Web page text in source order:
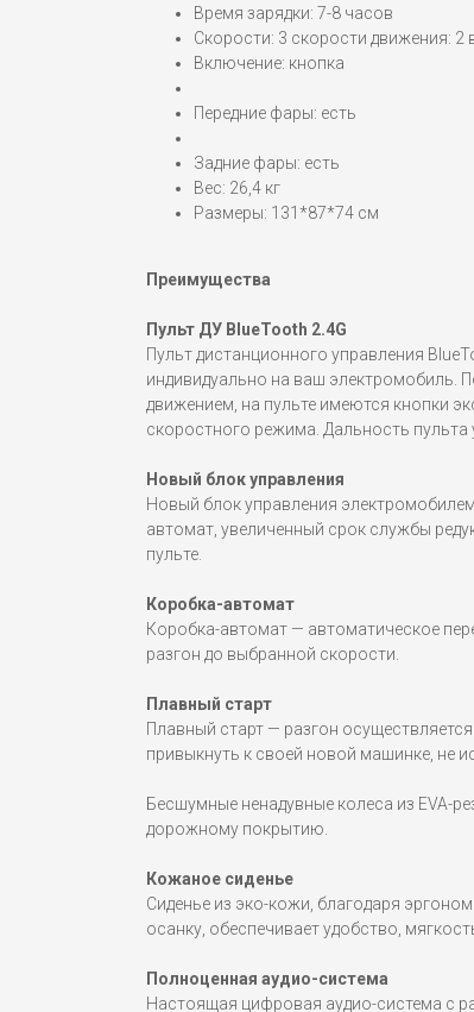
Время зарядки: 7-8 часов
Скорости: 3 скорости движения: 2
Включение: кнопка
Передние фары: есть
Задние фары: есть
Вес: 26,4 кг
Размеры: 131*87*74 см
Преимущества
Пульт ДУ BlueTooth 2.4G
Пульт дистанционного управления
индивидуально на ваш электромобиль.
движением, на пульте имеются кнопки
скоростного режима. Дальность пульта
Новый блок управления
Новый блок управления
автомат, увеличенный срок службы
пульте.
Коробка-автомат
Коробка-автомат — автоматическое
разгон до выбранной скорости.
Плавный старт
Плавный старт — разгон
привыкнуть к своей новой машинке, не
Бесшумные ненадувные колеса из EVA-
дорожному покрытию.
Кожаное сиденье
Сиденье из эко-кожи, благодаря
осанку, обеспечивает удобство,
Полноценная аудио-система
Настоящая цифровая аудио-система с